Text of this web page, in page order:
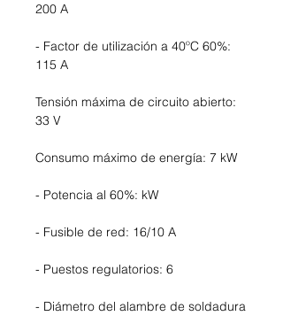
200 A
- Factor de utilización a 40ºC 60%:
115 A
Tensión máxima de circuito abierto:
33 V
Consumo máximo de energía: 7 kW
- Potencia al 60%: kW
- Fusible de red: 16/10 A
- Puestos regulatorios: 6
- Diámetro del alambre de soldadura